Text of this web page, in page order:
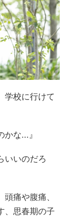
学校に行けて
な...』
いいのだろ
痛や腹痛、
、思春期の子